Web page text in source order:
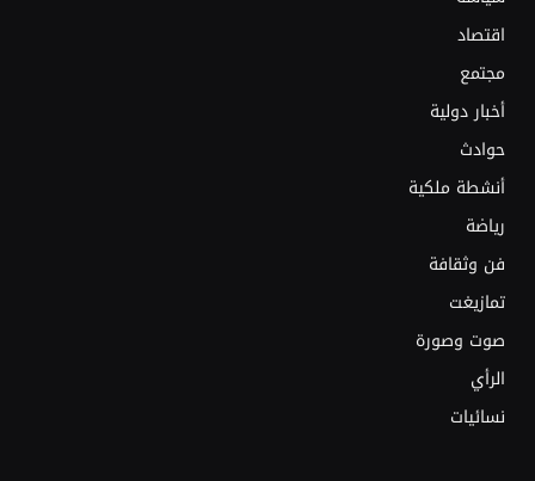
اقتصاد
مجتمع
أخبار دولية
حوادث
أنشطة ملكية
رياضة
فن وثقافة
تمازيغت
صوت وصورة
الرأي
نسائيات